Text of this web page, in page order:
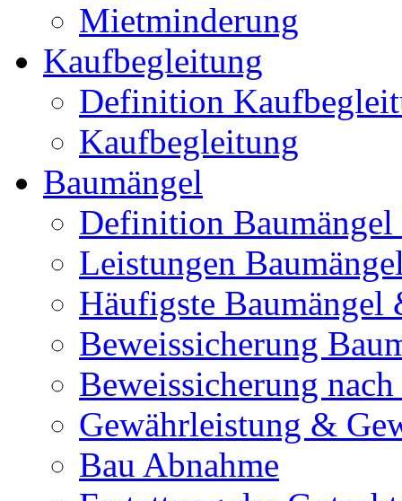
Mietminderung
Kaufbegleitung
Definition
Kaufbegleitung
Baumängel
Definition Baumängel
Leistungen
Häufigste Baumängel
Beweissicherung
Beweissicherung
Gewährleistung &
Bau Abnahme